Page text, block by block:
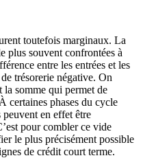
toutefois marginaux. La
plus souvent confrontées à
entre les entrées et les
trésorerie négative. On
la somme qui permet de
certaines phases du cycle
peuvent en effet être
pour combler ce vide
le plus précisément possible
de crédit court terme.